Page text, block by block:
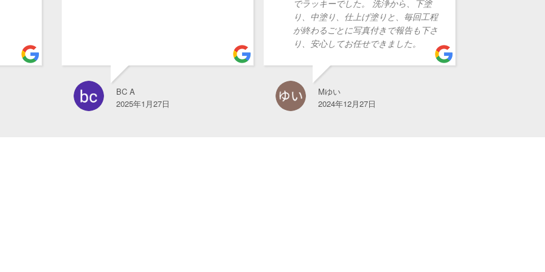
中馬さんが施工が始まる前か
きちんと連絡、対処してくだ
た。
そしてカラーシミュレーショ
ていたので、何パターンも予
面で見てイメージできるのは
BC A
2025年1月27日
でラッキーでした。 洗浄から、下塗
り、中塗り、仕上げ塗りと、毎回工程
が終わるごとに写真付きで報告も下さ
り、安心してお任せできました。
Mゆい
2024年12月27日